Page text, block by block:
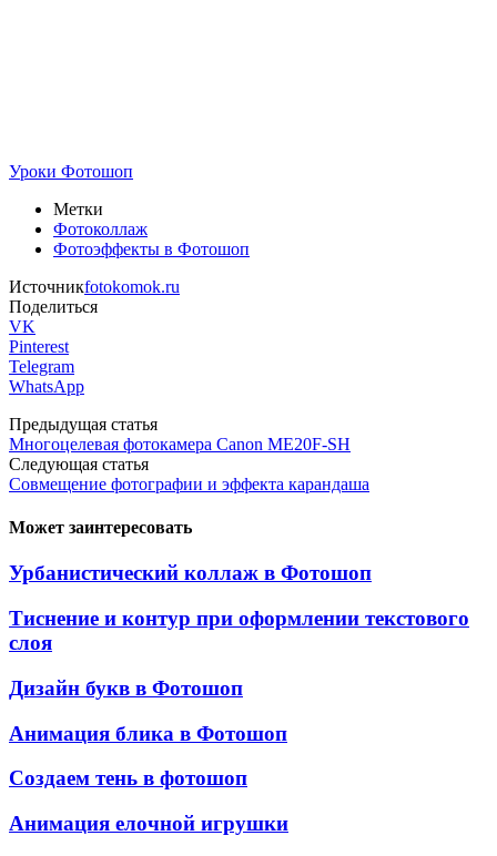
Уроки Фотошоп
Метки
Фотоколлаж
Фотоэффекты в Фотошоп
Источникfotokomok.ru
Поделиться
VK
Pinterest
Telegram
WhatsApp
Предыдущая статья
Многоцелевая фотокамера Canon ME20F-SH
Следующая статья
Совмещение фотографии и эффекта карандаша
Может заинтересовать
Урбанистический коллаж в Фотошоп
Тиснение и контур при оформлении текстового
слоя
Дизайн букв в Фотошоп
Анимация блика в Фотошоп
Создаем тень в фотошоп
Анимация елочной игрушки